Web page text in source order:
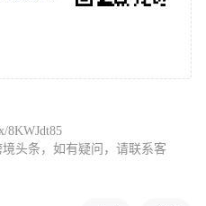
8KWJdt85
头条，如有疑问，请联系客